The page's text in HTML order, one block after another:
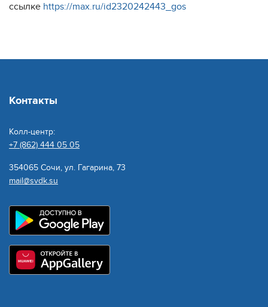
ссылке https://max.ru/id2320242443_gos
Контакты
Колл-центр:
+7 (862) 444 05 05
354065 Сочи, ул. Гагарина, 73
mail@svdk.su